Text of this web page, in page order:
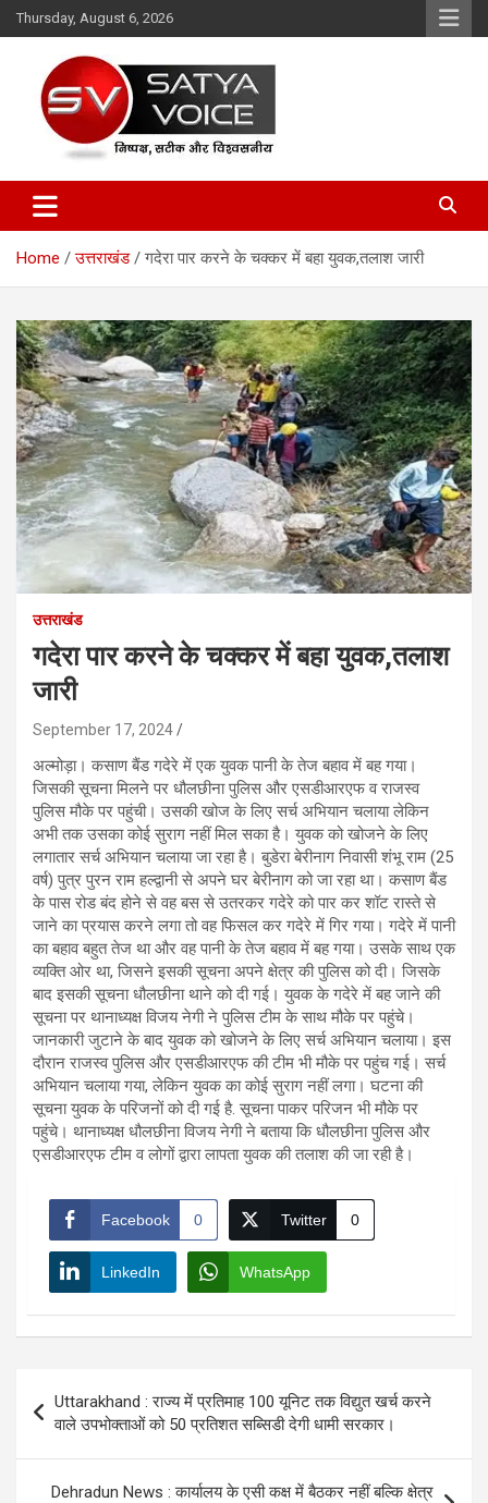
Skip
to
Thursday, August 6, 2026
Satya Voice
Home उत्तराखंड गदेरा पार करने के चक्कर में बहा युवक,तलाश जारी
उत्तराखंड
गदेरा पार करने के चक्कर में बहा युवक,तलाश
जारी
September 17, 2024
अल्मोड़ा। कसाण बैंड गदेरे में एक युवक पानी के तेज बहाव में बह गया।
जिसकी सूचना मिलने पर धौलछीना पुलिस और एसडीआरएफ व राजस्व
पुलिस मौके पर पहुंची। उसकी खोज के लिए सर्च अभियान चलाया लेकिन
अभी तक उसका कोई सुराग नहीं मिल सका है। युवक को खोजने के लिए
लगातार सर्च अभियान चलाया जा रहा है। बुडेरा बेरीनाग निवासी शंभू राम (25
वर्ष) पुत्र पुरन राम हल्द्वानी से अपने घर बेरीनाग को जा रहा था। कसाण बैंड
के पास रोड बंद होने से वह बस से उतरकर गदेरे को पार कर शॉट रास्ते से
जाने का प्रयास करने लगा तो वह फिसल कर गदेरे में गिर गया। गदेरे में पानी
का बहाव बहुत तेज था और वह पानी के तेज बहाव में बह गया। उसके साथ एक
व्यक्ति ओर था, जिसने इसकी सूचना अपने क्षेत्र की पुलिस को दी। जिसके
बाद इसकी सूचना धौलछीना थाने को दी गई। युवक के गदेरे में बह जाने की
सूचना पर थानाध्यक्ष विजय नेगी ने पुलिस टीम के साथ मौके पर पहुंचे।
जानकारी जुटाने के बाद युवक को खोजने के लिए सर्च अभियान चलाया। इस
दौरान राजस्व पुलिस और एसडीआरएफ की टीम भी मौके पर पहुंच गई। सर्च
अभियान चलाया गया, लेकिन युवक का कोई सुराग नहीं लगा। घटना की
सूचना युवक के परिजनों को दी गई है. सूचना पाकर परिजन भी मौके पर
पहुंचे। थानाध्यक्ष धौलछीना विजय नेगी ने बताया कि धौलछीना पुलिस और
एसडीआरएफ टीम व लोगों द्वारा लापता युवक की तलाश की जा रही है।
Facebook 0 Twitter 0
LinkedIn WhatsApp
navigation
Uttarakhand : राज्य में प्रतिमाह 100 यूनिट तक विद्युत खर्च करने
वाले उपभोक्ताओं को 50 प्रतिशत सब्सिडी देगी धामी सरकार।
Dehradun News : कार्यालय के एसी कक्ष में बैठकर नहीं बल्कि क्षेत्र